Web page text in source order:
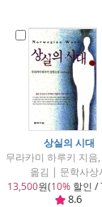
상실의 시대
무라카미 하루키 지음
옮김 | 문학사상
13,500원(10% 할인 /
8.6